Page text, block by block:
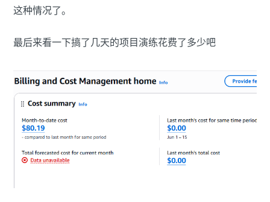
这种情况了。
最后来看一下搞了几天的项目演练花费了多少吧